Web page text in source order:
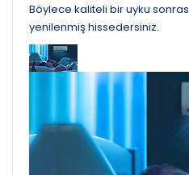
Böylece kaliteli bir uyku
yenilenmiş hissedersiniz.